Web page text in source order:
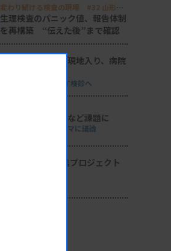
変わり続ける検査の現場 #32 山形済
生病院
生理検査のパニック値、報告体制
を再構築 “伝えた後”まで確認
日臨技リエゾンが現地入り、病院
8月8・9両日にはDVT検診へ
導入経費や高齢化など課題に
全医共、検査DXテーマに議論
2026年度学術推進プロジェクト